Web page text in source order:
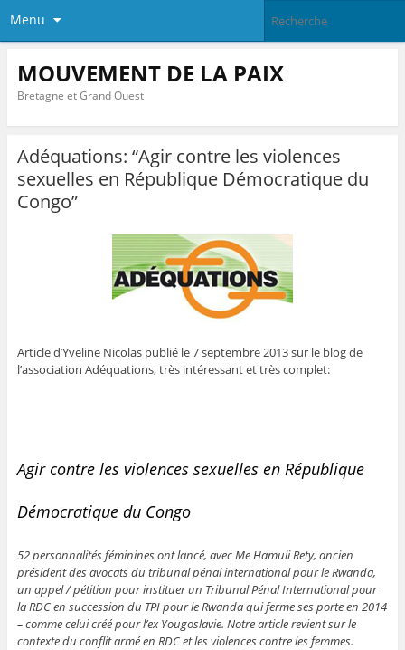
Menu
MOUVEMENT DE LA PAIX
Bretagne et Grand Ouest
Adéquations: “Agir contre les violences
sexuelles en République Démocratique du
Congo”
Article d’Yveline Nicolas publié le 7 septembre 2013 sur le blog de
l’association Adéquations, très intéressant et très complet:
Agir contre les violences sexuelles en République
Démocratique du Congo
52 personnalités féminines ont lancé, avec Me Hamuli Rety, ancien
président des avocats du tribunal pénal international pour le Rwanda,
un appel / pétition pour instituer un Tribunal Pénal International pour
la RDC en succession du TPI pour le Rwanda qui ferme ses porte en 2014
– comme celui créé pour l’ex Yougoslavie. Notre article revient sur le
contexte du conflit armé en RDC et les violences contre les femmes.